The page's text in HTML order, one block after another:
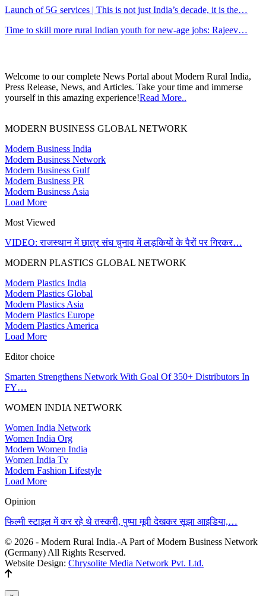
Launch of 5G services | This is not just India’s decade, it is the…
Time to skill more rural Indian youth for new-age jobs: Rajeev…
Welcome to our complete News Portal about Modern Rural India,
Press Release, News, and Articles. Take your time and immerse
yourself in this amazing experience!Read More..
MODERN BUSINESS GLOBAL NETWORK
Modern Business India
Modern Business Network
Modern Business Gulf
Modern Business PR
Modern Business Asia
Load More
Most Viewed
VIDEO: राजस्थान में छात्र संघ चुनाव में लड़कियों के पैरों पर गिरकर…
MODERN PLASTICS GLOBAL NETWORK
Modern Plastics India
Modern Plastics Global
Modern Plastics Asia
Modern Plastics Europe
Modern Plastics America
Load More
Editor choice
Smarten Strengthens Network With Goal Of 350+ Distributors In
FY…
WOMEN INDIA NETWORK
Women India Network
Women India Org
Modern Women India
Women India Tv
Modern Fashion Lifestyle
Load More
Opinion
फिल्मी स्टाइल में कर रहे थे तस्करी, पुष्पा मूवी देखकर सूझा आइडिया,…
© 2026 - Modern Rural India.-A Part of Modern Business Network
(Germany) All Rights Reserved.
Website Design: Chrysolite Media Network Pvt. Ltd.